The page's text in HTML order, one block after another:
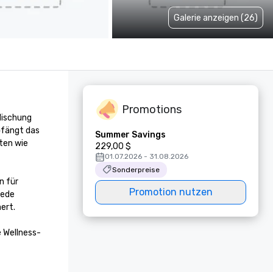
Galerie anzeigen (26)
das
wie
für
Promotions
Summer Savings
229,00 $
01.07.2026 - 31.08.2026
Sonderpreise
Promotion nutzen